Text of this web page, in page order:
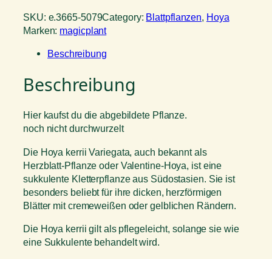
SKU: e.3665-5079Category: Blattpflanzen, Hoya
Marken: magicplant
Beschreibung
Beschreibung
Hier kaufst du die abgebildete Pflanze.
noch nicht durchwurzelt
Die Hoya kerrii Variegata, auch bekannt als
Herzblatt-Pflanze oder Valentine-Hoya, ist eine
sukkulente Kletterpflanze aus Südostasien. Sie ist
besonders beliebt für ihre dicken, herzförmigen
Blätter mit cremeweißen oder gelblichen Rändern.
Die Hoya kerrii gilt als pflegeleicht, solange sie wie
eine Sukkulente behandelt wird.